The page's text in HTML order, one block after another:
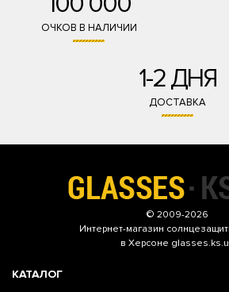
ОЧКОВ В НАЛИЧИИ
1-2 ДНЯ
ДОСТАВКА
© 2009-2026
Интернет-магазин
в Херсоне
КАТАЛОГ